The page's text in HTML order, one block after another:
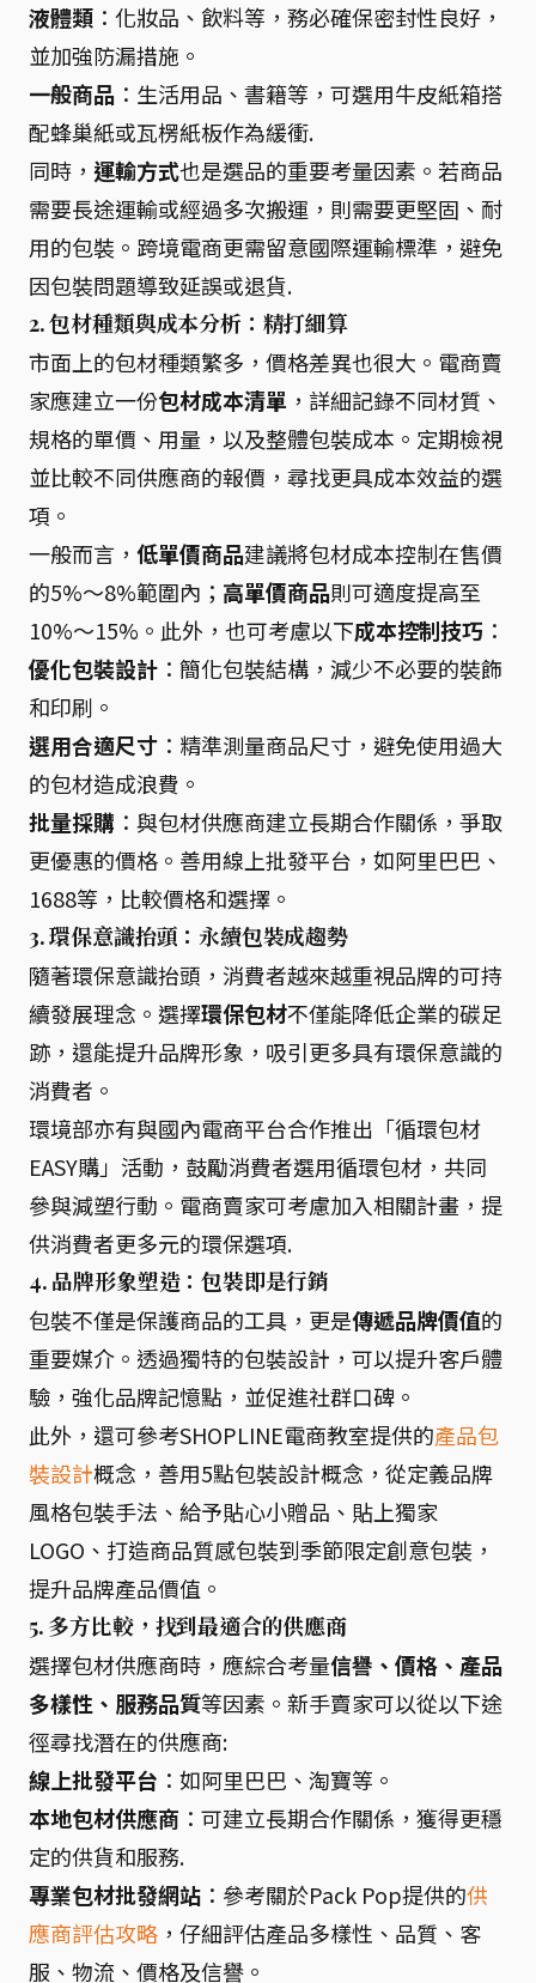
液體類 ：化妝品、飲料等，務必確保密封性良好，
並加強防漏措施。
一般商品 ：生活用品、書籍等，可選用牛皮紙箱搭
配蜂巢紙或瓦楞紙板作為緩衝.
同時， 運輸方式也是選品的重要考量因素。若商品
需要長途運輸或經過多次搬運，則需要更堅固、耐
用的包裝。跨境電商更需留意國際運輸標準，避免
因包裝問題導致延誤或退貨.
2. 包材種類與成本分析：精打細算
市面上的包材種類繁多，價格差異也很大。電商賣
家應建立一份包材成本清單 ，詳細記錄不同材質、
規格的單價、用量，以及整體包裝成本。定期檢視
並比較不同供應商的報價，尋找更具成本效益的選
項。
一般而言， 低單價商品建議將包材成本控制在售價
的5%～8%範圍內； 高單價商品則可適度提高至
10%～15%。此外，也可考慮以下成本控制技巧 ：
優化包裝設計 ：簡化包裝結構，減少不必要的裝飾
和印刷。
選用合適尺寸 ：精準測量商品尺寸，避免使用過大
的包材造成浪費。
批量採購 ：與包材供應商建立長期合作關係，爭取
更優惠的價格。善用線上批發平台，如阿里巴巴、
1688等，比較價格和選擇。
3. 環保意識抬頭：永續包裝成趨勢
隨著環保意識抬頭，消費者越來越重視品牌的可持
續發展理念。選擇環保包材不僅能降低企業的碳足
跡，還能提升品牌形象，吸引更多具有環保意識的
消費者。
環境部亦有與國內電商平台合作推出「循環包材
EASY購」活動，鼓勵消費者選用循環包材，共同
參與減塑行動。電商賣家可考慮加入相關計畫，提
供消費者更多元的環保選項.
4. 品牌形象塑造：包裝即是行銷
包裝不僅是保護商品的工具，更是傳遞品牌價值的
重要媒介。透過獨特的包裝設計，可以提升客戶體
驗，強化品牌記憶點，並促進社群口碑。
此外，還可參考SHOPLINE電商教室提供的產品包
裝設計概念，善用5點包裝設計概念，從定義品牌
風格包裝手法、給予貼心小贈品、貼上獨家
LOGO、打造商品質感包裝到季節限定創意包裝，
提升品牌產品價值。
5. 多方比較，找到最適合的供應商
選擇包材供應商時，應綜合考量信譽、價格、產品
多樣性、服務品質等因素。新手賣家可以從以下途
徑尋找潛在的供應商:
線上批發平台 ：如阿里巴巴、淘寶等。
本地包材供應商 ：可建立長期合作關係，獲得更穩
定的供貨和服務.
專業包材批發網站 ：參考關於Pack Pop提供的供
應商評估攻略 ，仔細評估產品多樣性、品質、客
服、物流、價格及信譽。